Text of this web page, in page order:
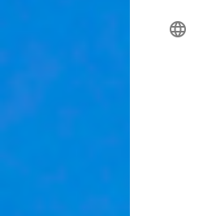
language